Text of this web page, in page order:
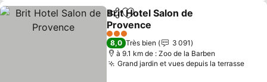
PartagerAjouter à mes favoris
Brit Hotel Salon de
Provence
Consulter les prix
3 Étoiles
8,0 Très bien
3 091
à 9.1 km de : Zoo de la Barben
Grand jardin et vues depuis la terrasse